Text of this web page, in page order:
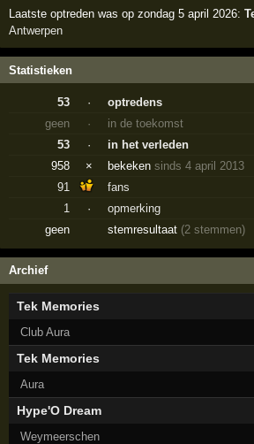
Laatste optreden was op zondag 5 april 2026:
Antwerpen
Statistieken
53 ·
optredens
geen
·
in de toekomst
53
·
in het verleden
958
× bekekensinds 4 april 2013
91
fans
1
·
opmerking
geen
stemresultaat (2 stemmen)
Archief
Tek Memories
Club Aura
Tek Memories
Aura
Hype'O Dream
Weymeerschen